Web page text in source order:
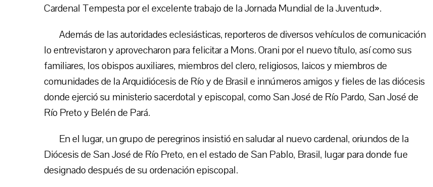
Cardenal Tempesta por el excelente trabajo de la Jornada Mundial de la Juventud».
Además de las autoridades eclesiásticas, reporteros de diversos vehículos de comunicación
lo entrevistaron y aprovecharon para felicitar a Mons. Orani por el nuevo título, así como sus
familiares, los obispos auxiliares, miembros del clero, religiosos, laicos y miembros de
comunidades de la Arquidiócesis de Río y de Brasil e innúmeros amigos y fieles de las diócesis
donde ejerció su ministerio sacerdotal y episcopal, como San José de Río Pardo, San José de
Río Preto y Belén de Pará.
En el lugar, un grupo de peregrinos insistió en saludar al nuevo cardenal, oriundos de la
Diócesis de San José de Río Preto, en el estado de San Pablo, Brasil, lugar para donde fue
designado después de su ordenación episcopal.